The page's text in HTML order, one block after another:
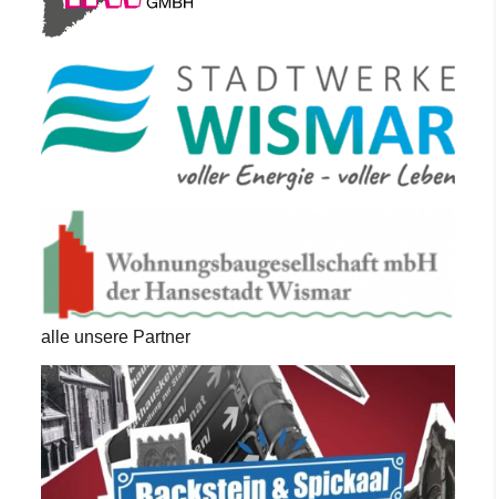
alle unsere Partner